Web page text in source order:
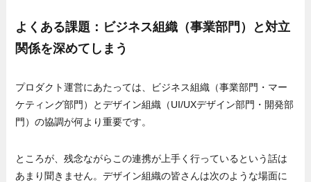
よくある課題：ビジネス組織（事業部門）と対立
関係を深めてしまう
プロダクト運営にあたっては、ビジネス組織（事業部門・マー
ケティング部門）とデザイン組織（UI/UXデザイン部門・開発部
門）の協調が何より重要です。
ところが、残念ながらこの連携が上手く行っているという話は
あまり聞きません。デザイン組織の皆さんは次のような場面に